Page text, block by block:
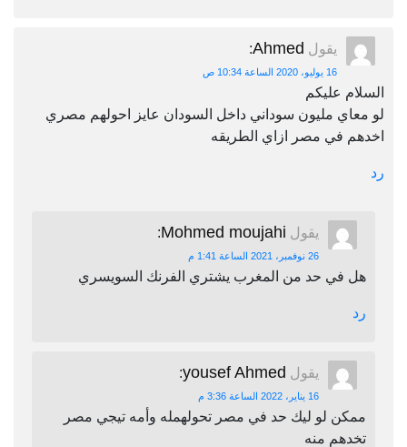
يقول Ahmed
:
16 يوليو، 2020 الساعة 10:34 ص
السلام عليكم
لو معاي مليون سوداني داخل السودان عايز احولهم مصري
اخدهم في مصر ازاي الطريقه
رد
يقول Mohmed moujahi
:
26 نوفمبر، 2021 الساعة 1:41 م
هل في حد من المغرب يشتري الفرنك السويسري
رد
يقول yousef Ahmed
:
16 يناير، 2022 الساعة 3:36 م
ممكن لو ليك حد في مصر تحولهمله وأمه تيجي مصر
تخدهم منه